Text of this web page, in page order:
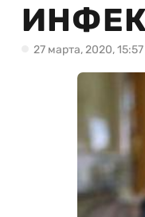
27 марта, 2020, 15:57